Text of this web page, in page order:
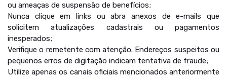
ou ameaças de suspensão de benefícios;
Nunca clique em links ou abra anexos de e-mails que
solicitem atualizações cadastrais ou pagamentos
inesperados;
Verifique o remetente com atenção. Endereços suspeitos ou
pequenos erros de digitação indicam tentativa de fraude;
Utilize apenas os canais oficiais mencionados anteriormente